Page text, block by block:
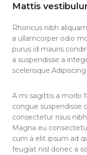
Mattis
Rhoncus nibh
a ullamcorper odio
purus id mauris
a suspendisse a
A mi sagittis a morbi
congue suspendisse
consectetur risus
Magna eu
cum a elit ipsum ad
feugiat nisl donec a